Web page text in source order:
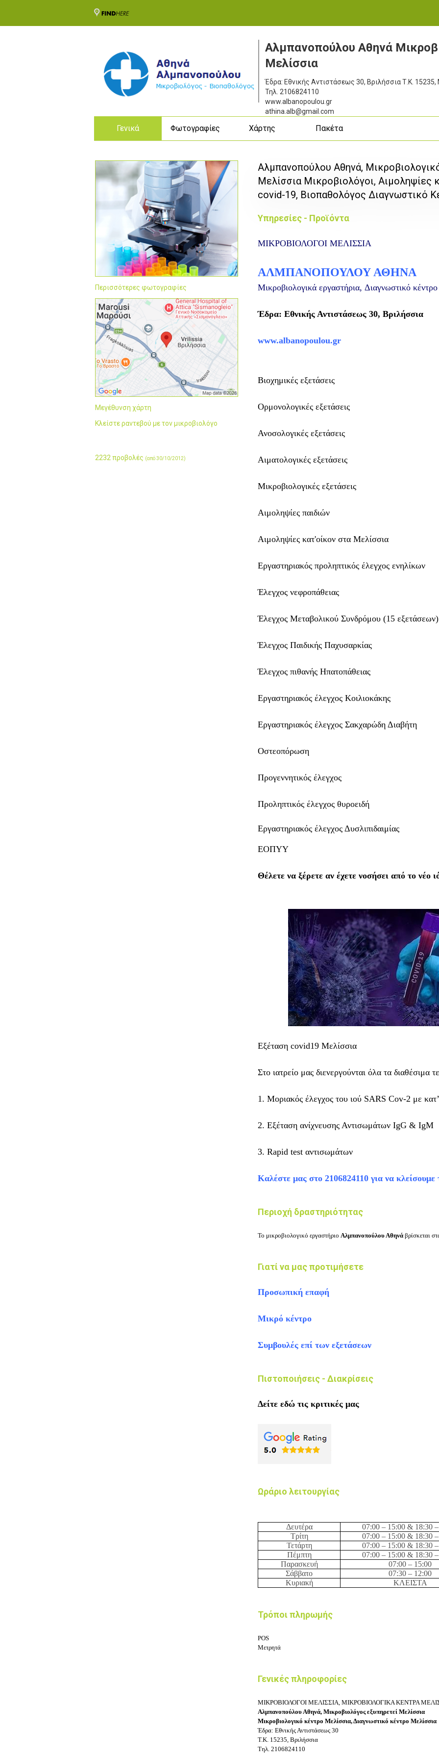
Αλμπανοπούλου Αθηνά
Μελίσσια
Έδρα: Εθνικής Αντιστάσεως 30, ΒριλήσσιαΤ.Κ. 15235,
Τηλ. 2106824110
www.albanopoulou.gr
athina.alb@gmail.com
Γενικά Φωτογραφίες Χάρτης Πακέτα
Περισσότερες φωτογραφίες
Μεγέθυνση χάρτη
Κλείστε ραντεβού με τον μικροβιολόγο
2232 προβολές (από 30/10/2012)
Αλμπανοπούλου Αθηνά,
Μελίσσια Μικροβιολόγοι, Αιμοληψίες
covid-19, Βιοπαθολόγος Διαγνωστικό
Υπηρεσίες - Προϊόντα
ΜΙΚΡΟΒΙΟΛΟΓΟΙ ΜΕΛΙΣΣΙΑ
ΑΛΜΠΑΝΟΠΟΥΛΟΥ ΑΘΗΝΑ
Μικροβιολογικά εργαστήρια, Διαγνωστικό
Έδρα: Εθνικής Αντιστάσεως 30, Βριλήσσια
www.albanopoulou.gr
Βιοχημικές εξετάσεις
Ορμονολογικές εξετάσεις
Ανοσολογικές εξετάσεις
Αιματολογικές εξετάσεις
Μικροβιολογικές εξετάσεις
Αιμοληψίες παιδιών
Αιμοληψίες κατ'οίκον στα Μελίσσια
Εργαστηριακός προληπτικός έλεγχος ενηλίκων
Έλεγχος νεφροπάθειας
Έλεγχος Μεταβολικού Συνδρόμου (15 εξετάσεων)
Έλεγχος Παιδικής Παχυσαρκίας
Έλεγχος πιθανής Ηπατοπάθειας
Εργαστηριακός έλεγχος Κοιλιοκάκης
Εργαστηριακός έλεγχος Σακχαρώδη Διαβήτη
Οστεοπόρωση
Προγεννητικός έλεγχος
Προληπτικός έλεγχος θυροειδή
Εργαστηριακός έλεγχος Δυσλιπιδαιμίας
ΕΟΠΥΥ
Θέλετε να ξέρετε αν έχετε νοσήσει από το νέο
Εξέταση covid19 Μελίσσια
Στο ιατρείο μας διενεργούνται όλα τα διαθέσιμα
1. Μοριακός έλεγχος του ιού SARS Cov-2 με
2. Εξέταση ανίχνευσης Αντισωμάτων IgG & IgM
3. Rapid test αντισωμάτων
Καλέστε μας στο 2106824110 για να κλείσουμε
Περιοχή δραστηριότητας
Το μικροβιολογικό εργαστήριο Αλμπανοπούλου Αθηνά βρίσκεται
Γιατί να μας προτιμήσετε
Προσωπική επαφή
Μικρό κέντρο
Συμβουλές επί των εξετάσεων
Πιστοποιήσεις - Διακρίσεις
Δείτε εδώ τις κριτικές μας
Ωράριο λειτουργίας
Δευτέρα 07:00 – 15:00 & 18:30
Τρίτη
07:00 – 15:00 & 18:30
Τετάρτη
07:00 – 15:00 & 18:30
Πέμπτη
07:00 – 15:00 & 18:30
Παρασκευή
07:00 – 15:00
Σάββατο
07:30 – 1 2:00
Κυριακή
ΚΛΕΙΣΤΑ
Τρόποι πληρωμής
POS
Μετρητά
Γενικές πληροφορίες
ΜΙΚΡΟΒΙΟΛΟΓΟΙ ΜΕΛΙΣΣΙΑ, ΜΙΚΡΟΒΙΟΛΟΓΙΚΑ ΚΕΝΤΡΑ
Αλμπανοπούλου Αθηνά, Μικροβιολόγος εξυπηρετεί Μελίσσια
Μικροβιολογικό κέντρο Μελίσσια, Διαγνωστικό κέντρο Μελίσσια
Έδρα: Εθνικής Αντιστάσεως 30
Τ.Κ. 15235, Βριλήσσια
Τηλ. 2106824110